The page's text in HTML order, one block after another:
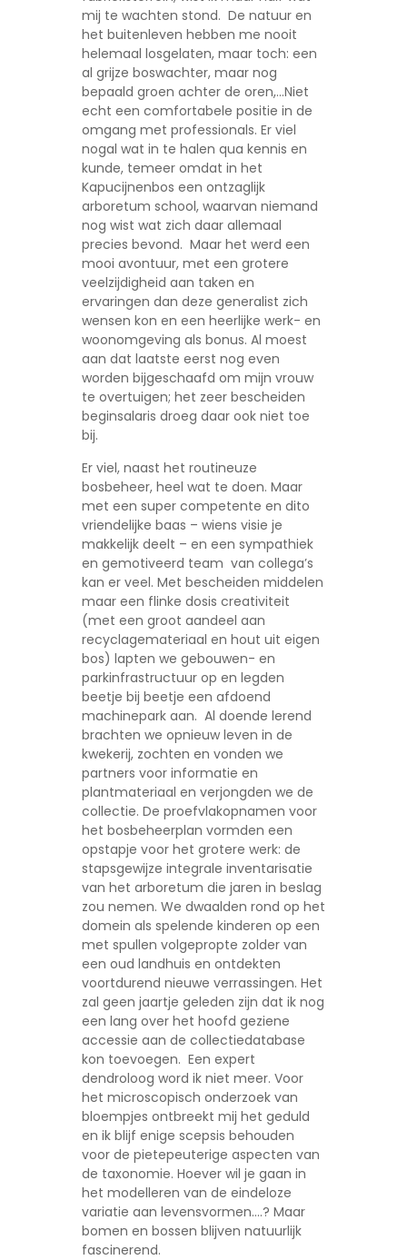
mij te wachten stond. De natuur en
het buitenleven hebben me nooit
helemaal losgelaten, maar toch: een
al grijze boswachter, maar nog
bepaald groen achter de oren,…Niet
echt een comfortabele positie in de
omgang met professionals. Er viel
nogal wat in te halen qua kennis en
kunde, temeer omdat in het
Kapucijnenbos een ontzaglijk
arboretum school, waarvan niemand
nog wist wat zich daar allemaal
precies bevond. Maar het werd een
mooi avontuur, met een grotere
veelzijdigheid aan taken en
ervaringen dan deze generalist zich
wensen kon en een heerlijke werk- en
woonomgeving als bonus. Al moest
aan dat laatste eerst nog even
worden bijgeschaafd om mijn vrouw
te overtuigen; het zeer bescheiden
beginsalaris droeg daar ook niet toe
bij.
Er viel, naast het routineuze
bosbeheer, heel wat te doen. Maar
met een super competente en dito
vriendelijke baas – wiens visie je
makkelijk deelt – en een sympathiek
en gemotiveerd team van collega’s
kan er veel. Met bescheiden middelen
maar een flinke dosis creativiteit
(met een groot aandeel aan
recyclagemateriaal en hout uit eigen
bos) lapten we gebouwen- en
parkinfrastructuur op en legden
beetje bij beetje een afdoend
machinepark aan. Al doende lerend
brachten we opnieuw leven in de
kwekerij, zochten en vonden we
partners voor informatie en
plantmateriaal en verjongden we de
collectie. De proefvlakopnamen voor
het bosbeheerplan vormden een
opstapje voor het grotere werk: de
stapsgewijze integrale inventarisatie
van het arboretum die jaren in beslag
zou nemen. We dwaalden rond op het
domein als spelende kinderen op een
met spullen volgepropte zolder van
een oud landhuis en ontdekten
voortdurend nieuwe verrassingen. Het
zal geen jaartje geleden zijn dat ik nog
een lang over het hoofd geziene
accessie aan de collectiedatabase
kon toevoegen. Een expert
dendroloog word ik niet meer. Voor
het microscopisch onderzoek van
bloempjes ontbreekt mij het geduld
en ik blijf enige scepsis behouden
voor de pietepeuterige aspecten van
de taxonomie. Hoever wil je gaan in
het modelleren van de eindeloze
variatie aan levensvormen….? Maar
bomen en bossen blijven natuurlijk
fascinerend.